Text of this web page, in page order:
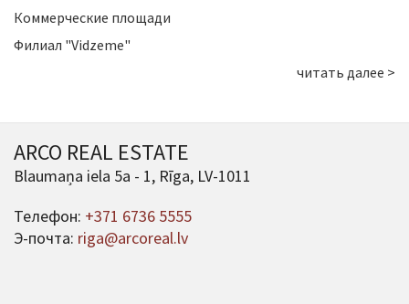
Коммерческие площади
Филиал "Vidzeme"
читать далее >
ARCO REAL ESTATE
Blaumaņa iela 5a - 1, Rīga, LV-1011
Телефон: +371 6736 5555
Э-почта: riga@arcoreal.lv